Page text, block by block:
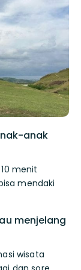
anak
menit
mendaki
menjelang
wisata